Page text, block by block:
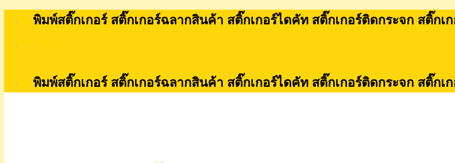
พิมพ์สติ๊กเกอร์ สติ๊กเกอร์ฉลากสินค้า สติ๊กเกอร์ไดคัท สติ๊กเกอร์ติดกระจก สติ๊กเ
พิมพ์สติ๊กเกอร์ สติ๊กเกอร์ฉลากสินค้า สติ๊กเกอร์ไดคัท สติ๊กเกอร์ติดกระจก สติ๊กเ